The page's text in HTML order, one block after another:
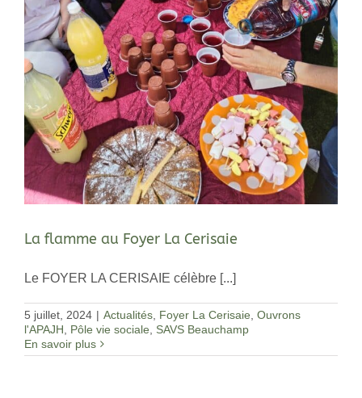
La flamme au Foyer La Cerisaie
Le FOYER LA CERISAIE célèbre [...]
5 juillet, 2024 | Actualités Foyer La Cerisaie Ouvrons
l'APAJH
Pôle vie sociale
SAVS Beauchamp
En savoir plus